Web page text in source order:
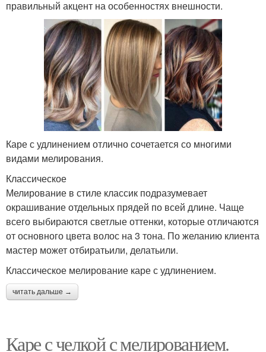
правильный акцент на особенностях внешности.
Каре с удлинением отлично сочетается со многими
видами мелирования.
Классическое
Мелирование в стиле классик подразумевает
окрашивание отдельных прядей по всей длине. Чаще
всего выбираются светлые оттенки, которые отличаются
от основного цвета волос на 3 тона. По желанию клиента
мастер может отбиратьили, делатьили.
Классическое мелирование каре с удлинением.
читать дальше →
Каре с челкой с мелированием.